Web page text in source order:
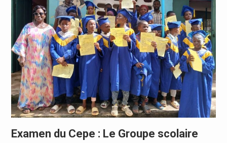
Examen du Cepe : Le Groupe scolaire